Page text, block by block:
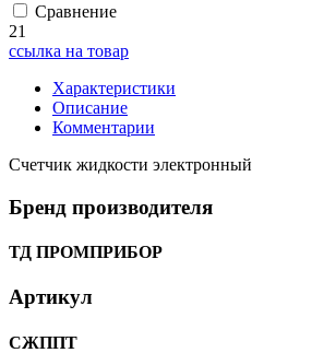
Сравнение
21
ссылка на товар
Характеристики
Описание
Комментарии
Счетчик жидкости электронный
Бренд производителя
ТД ПРОМПРИБОР
Артикул
СЖППТ